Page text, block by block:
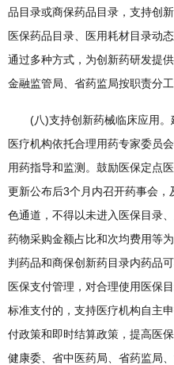
品目录或商保药品目录，支持创
医保药品目录、医用耗材目录动
通过多种方式，为创新药研发提
金融监管局、省药监局按职责分
(八)支持创新药械临床应用。
医疗机构依托合理用药专家委员
用药指导和监测。鼓励医保定点
更新公布后3个月内召开药事会
色通道，不得以未进入医保目录
药物采购金额占比和次均费用等
判药品和商保创新药目录内药品
医保支付管理，对合理使用医保
标准支付的，支持医疗机构自主
付政策和即时结算政策，提高医
健康委、省中医药局、省药监局